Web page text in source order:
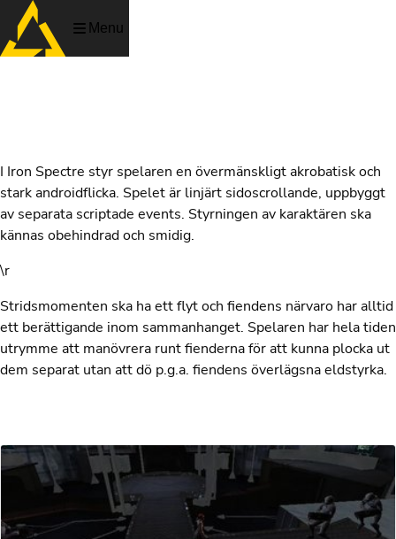
Menu
I Iron Spectre styr spelaren en övermänskligt akrobatisk och
stark androidflicka. Spelet är linjärt sidoscrollande, uppbyggt
av separata scriptade events. Styrningen av karaktären ska
kännas obehindrad och smidig.
\r
Stridsmomenten ska ha ett flyt och fiendens närvaro har alltid
ett berättigande inom sammanhanget. Spelaren har hela tiden
utrymme att manövrera runt fienderna för att kunna plocka ut
dem separat utan att dö p.g.a. fiendens överlägsna eldstyrka.